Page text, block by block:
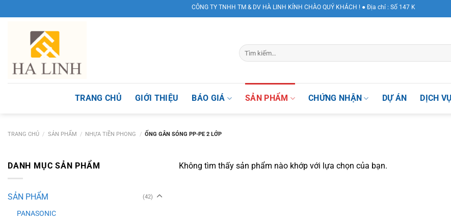
to
CÔNG TY TNHH TM & DV HÀ LINH KÍNH CHÀO QUÝ KHÁCH ! ● Địa chỉ : Số 147 Khuất Duy
TRANG CHỦ GIỚI THIỆU BÁO GIÁ SẢN PHẨM CHỨNG NHẬN DỰ ÁN DỊCH
TRANG CHỦ / SẢN PHẨM / NHỰA TIỀN PHONG / ỐNG GÂN SÓNG PP-PE 2 LỚP
DANH MỤC SẢN PHẨM
SẢN PHẨM (42)
PANASONIC
Không tìm thấy sản phẩm nào khớp với lựa chọn của bạn.